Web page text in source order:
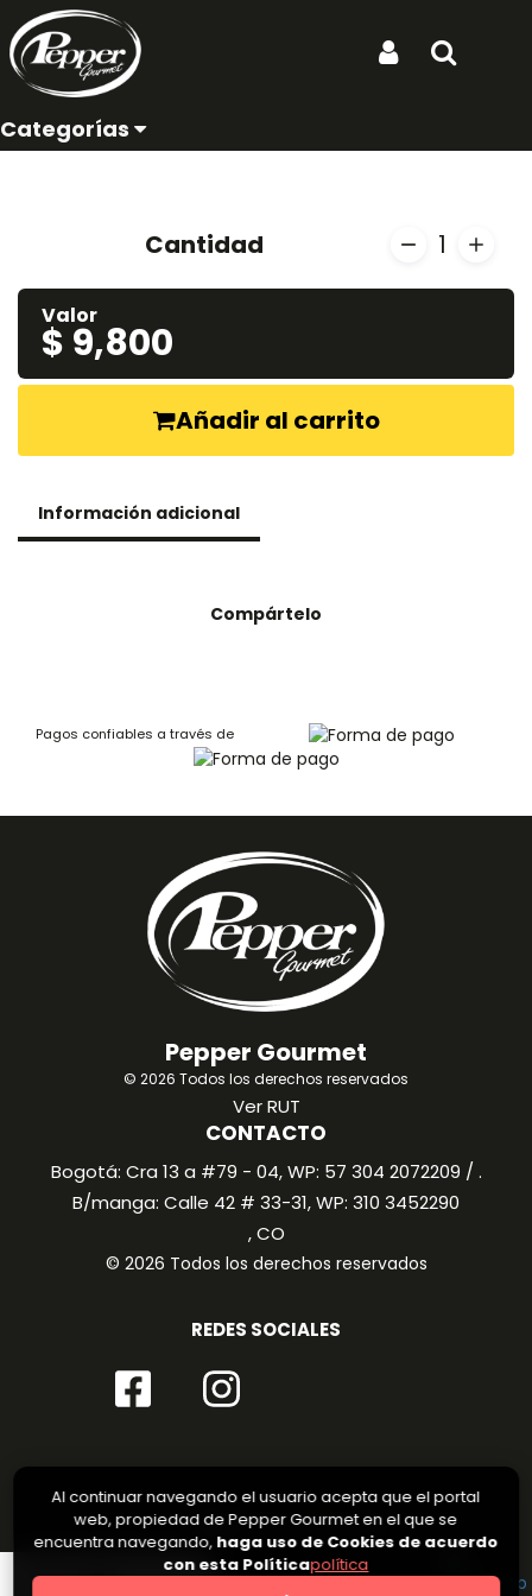
Ubicación de entrega:
Categorías
Inicio Productos
Hatsu Soda con Frutas
REF: HATSU SODA CON FRUTAS
Cantidad 1
Valor
$ 9,800
Añadir al carrito
Información adicional
Compártelo
Pagos confiables a través de
Pepper Gourmet
© 2026 Todos los derechos reservados
Ver RUT
CONTACTO
Bogotá: Cra 13 a #79 - 04, WP: 57 304 2072209 / .
B/manga: Calle 42 # 33-31, WP: 310 3452290
, CO
© 2026 Todos los derechos reservados
REDES SOCIALES
Al continuar navegando el usuario acepta que el portal
web, propiedad de Pepper Gourmet en el que se
encuentra navegando, haga uso de Cookies de acuerdo
con esta Políticapolítica